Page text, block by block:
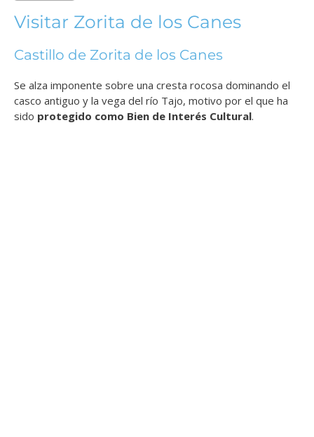
Visitar Zorita de los Canes
Castillo de Zorita de los Canes
Se alza imponente sobre una cresta rocosa dominando el
casco antiguo y la vega del río Tajo, motivo por el que ha
sido protegido como Bien de Interés Cultural.